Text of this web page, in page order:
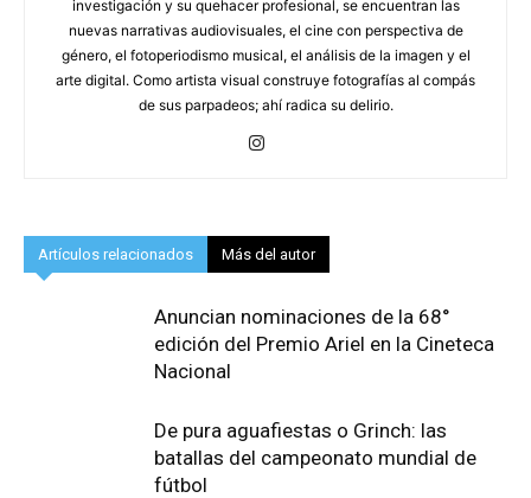
investigación y su quehacer profesional, se encuentran las
nuevas narrativas audiovisuales, el cine con perspectiva de
género, el fotoperiodismo musical, el análisis de la imagen y el
arte digital. Como artista visual construye fotografías al compás
de sus parpadeos; ahí radica su delirio.
Artículos relacionados Más del autor
Anuncian nominaciones de la 68°
edición del Premio Ariel en la Cineteca
Nacional
De pura aguafiestas o Grinch: las
batallas del campeonato mundial de
fútbol